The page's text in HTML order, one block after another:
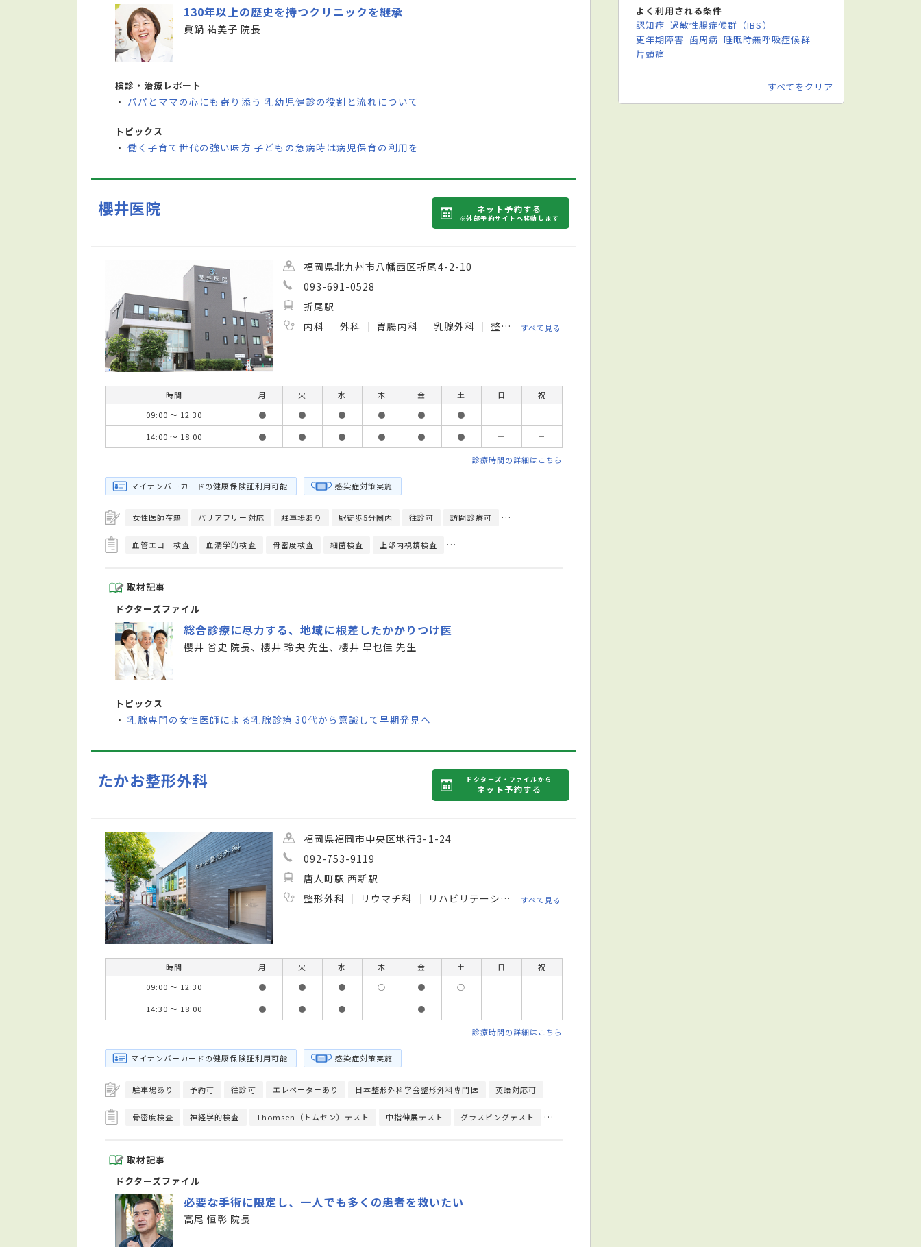
130年以上の歴史を持つクリニックを継承
眞鍋 祐美子 院長
検診・治療レポート
・ パパとママの心にも寄り添う 乳幼児健診の役割と流れについて
トピックス
・働く子育て世代の強い味方 子どもの急病時は病児保育の利用を
櫻井医院 ネット予約する
※外部予約サイトへ移動します
福岡県北九州市八幡西区折尾4-2-10
093-691-0528
折尾駅
内科
外科 胃腸内科 乳腺外科 整形外科 皮膚科
すべて見る
時間 月 火 水 木 金 土 日
祝
09:00 ～ 12:30
● ● ● ● ● ● －
－
14:00 ～ 18:00
● ● ● ● ● ● － －
診療時間の詳細はこちら
マイナンバーカードの健康保険証利用可能 感染症対策実施
女性医師在籍 バリアフリー対応 駐車場あり 駅徒歩5分圏内 往診可 訪問診療可 エレベーターあり
血管エコー検査 血清学的検査 骨密度検査 細菌検査 上部内視鏡検査 心臓超音波（エコー）検査
取材記事
ドクターズファイル
総合診療に尽力する、地域に根差したかかりつけ医
櫻井 省史 院長、櫻井 玲央 先生、櫻井 早也佳 先生
トピックス
・乳腺専門の女性医師による乳腺診療 30代から意識して早期発見へ
たかお整形外科 ドクターズ・ファイルから
ネット予約する
福岡県福岡市中央区地行3-1-24
092-753-9119
唐人町駅 西新駅
整形外科
リウマチ科 リハビリテーション科 麻酔科
すべて見る
時間 月 火 水 木 金 土 日
祝
09:00 ～ 12:30
● ● ● ○ ● ○ －
－
14:30 ～ 18:00
● ● ● － ● － － －
診療時間の詳細はこちら
マイナンバーカードの健康保険証利用可能 感染症対策実施
駐車場あり 予約可 往診可 エレベーターあり 日本整形外科学会整形外科専門医 英語対応可
骨密度検査 神経学的検査 Thomsen（トムセン）テスト 中指伸展テスト グラスピングテスト チェアーテスト（椅子挙上テスト）
取材記事
ドクターズファイル
必要な手術に限定し、一人でも多くの患者を救いたい
高尾 恒彰 院長
よく利用される条件
認知症 過敏性腸症候群（IBS）
更年期障害 歯周病 睡眠時無呼吸症候群
片頭痛
すべてをクリア